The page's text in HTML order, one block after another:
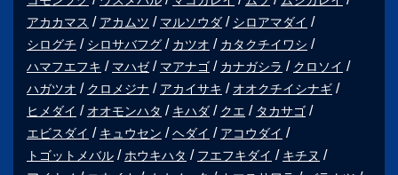
アカカマス
アカムツ マルソウダ
シロアマダイ
シログチ
シロサバフグ カツオ
カタクチイワシ
ハマフエフキ
マハゼ マアナゴ カナガシラ
クロソイ
ハガツオ
クロメジナ アカイサキ
オオクチイシナギ
ヒメダイ
オオモンハタ キハダ クエ
タカサゴ
エビスダイ
キュウセン ヘダイ
アコウダイ
トゴットメバル
ホウキハタ フエフキダイ
キチヌ